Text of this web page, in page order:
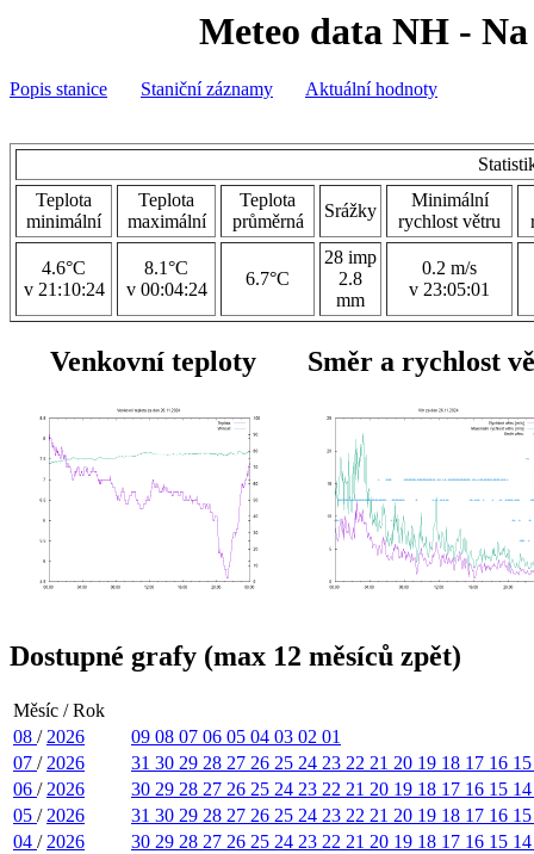
Meteo data NH - Na
Popis stanice Staniční záznamy Aktuální hodnoty
Teplota
minimální
Teplota
maximální
Teplota
průměrná
Srážky
Minimální
rychlost větru
4.6°C
v 21:10:24
8.1°C
v 00:04:24
6.7°C
28 imp
2.8
mm
0.2 m/s
v 23:05:01
Venkovní teploty Směr a rychlost
Dostupné grafy (max 12 měsíců zpět)
Měsíc / Rok
08 / 2026 09 08 07 06 05 04 03 02 01
07 / 2026 31 30 29 28 27 26 25 24 23 22 21 20 19 18 17 16
06 / 2026 30 29 28 27 26 25 24 23 22 21 20 19 18 17 16 15
05 / 2026 31 30 29 28 27 26 25 24 23 22 21 20 19 18 17 16
04 / 2026 30 29 28 27 26 25 24 23 22 21 20 19 18 17 16 15